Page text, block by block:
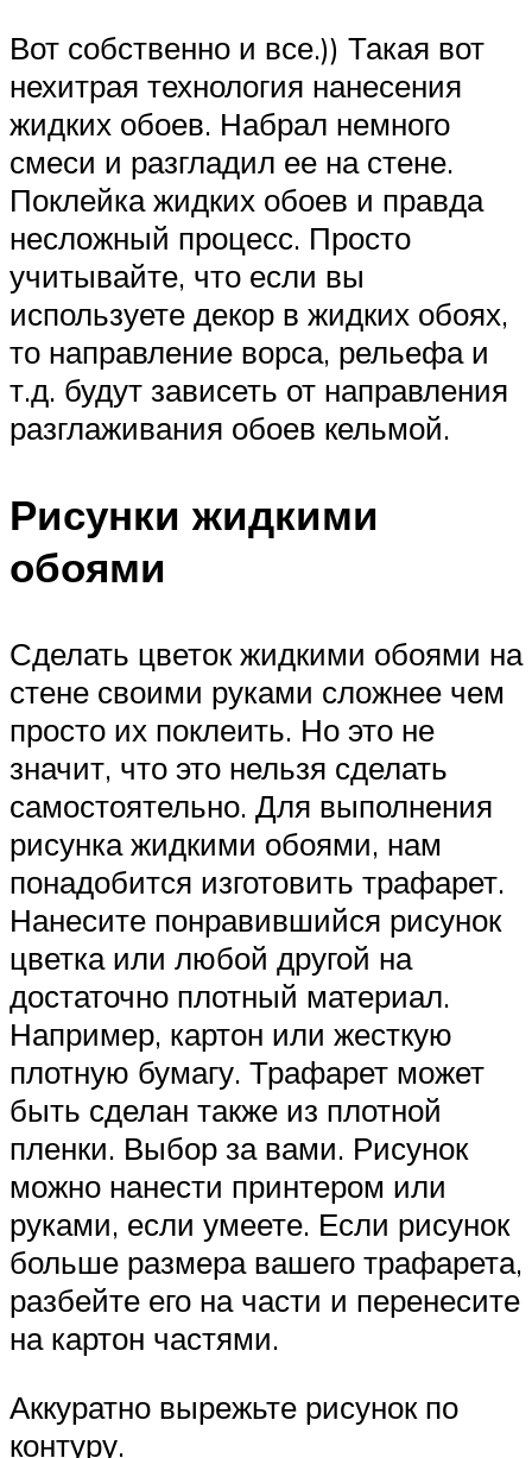
Вот собственно и все.)) Такая вот
нехитрая технология нанесения
жидких обоев. Набрал немного
смеси и разгладил ее на стене.
Поклейка жидких обоев и правда
несложный процесс. Просто
учитывайте, что если вы
используете декор в жидких обоях,
то направление ворса, рельефа и
т.д. будут зависеть от направления
разглаживания обоев кельмой.
Рисунки жидкими
обоями
Сделать цветок жидкими обоями на
стене своими руками сложнее чем
просто их поклеить. Но это не
значит, что это нельзя сделать
самостоятельно. Для выполнения
рисунка жидкими обоями, нам
понадобится изготовить трафарет.
Нанесите понравившийся рисунок
цветка или любой другой на
достаточно плотный материал.
Например, картон или жесткую
плотную бумагу. Трафарет может
быть сделан также из плотной
пленки. Выбор за вами. Рисунок
можно нанести принтером или
руками, если умеете. Если рисунок
больше размера вашего трафарета,
разбейте его на части и перенесите
на картон частями.
Аккуратно вырежьте рисунок по
контуру.